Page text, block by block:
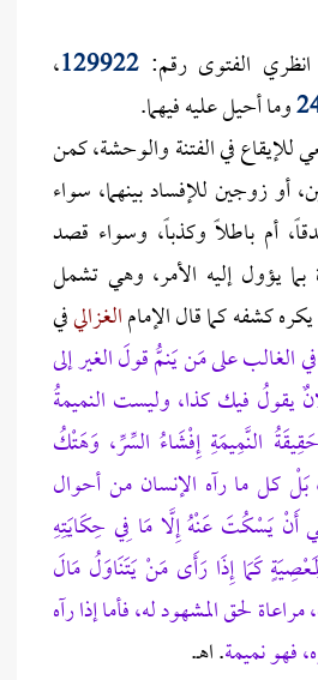
انظري الفتوى رقم: 129922،
وما أحيل عليه فيهما.
للإيقاع في الفتنة والوحشة، كمن
أو زوجين للإفساد بينهما، سواء
أم باطلاً وكذباً، وسواء قصد
بما يؤول إليه الأمر، وهي تشمل
كشفه كما قال الإمامالغزاليفي
الغالب على مَن يَنمُّ قولَ الغير إلى
يقولُ فيك كذا، وليست النميمةُ
النَّمِيمَةِ إِفْشَاءُ السِّرِّ، وَهَتْكُ
بَلْ كل ما رآه الإنسان من أحوال
أَنْ يَسْكُتَ عَنْهُ إِلَّا مَا فِي حِكَايَتِهِ
كَمَا إِذَا رَأَى مَنْ يَتَنَاوَلُ مَالَ
لحق المشهود له، فأما إذا رآه
فهو نميمة. اهـ.